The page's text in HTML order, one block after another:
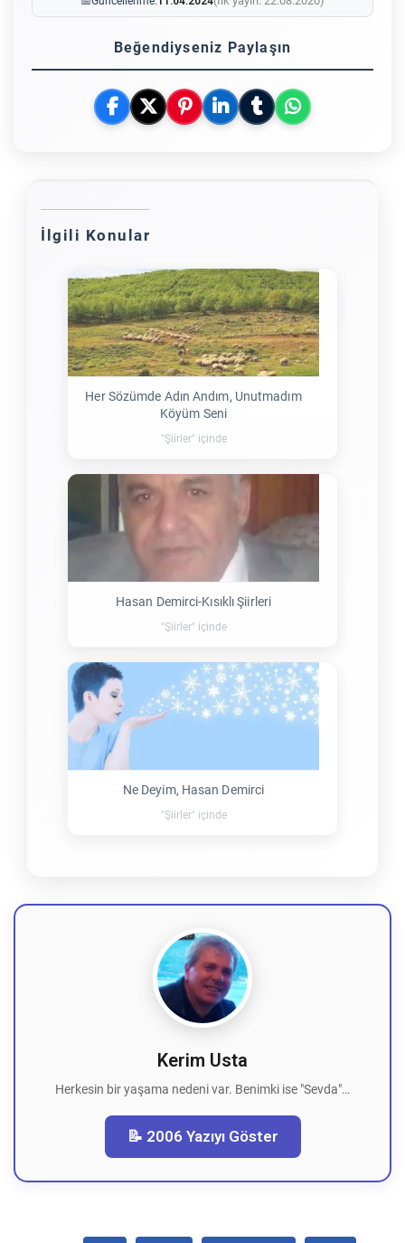
Beğendiyseniz Paylaşın
İlgili Konular
Her Sözümde Adın Andım, Unutmadım
Köyüm Seni
"Şiirler" içinde
Hasan Demirci-Kısıklı Şiirleri
"Şiirler" içinde
Ne Deyim, Hasan Demirci
"Şiirler" içinde
Kerim Usta
Herkesin bir yaşama nedeni var. Benimki ise "Sevda"…
📝 2006 Yazıyı Göster